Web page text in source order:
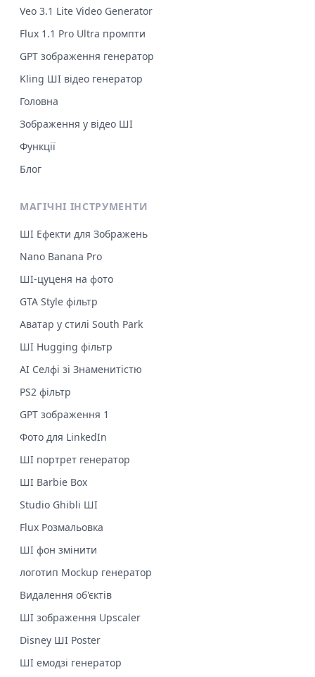
Veo 3.1 Lite Video Generator
Flux 1.1 Pro Ultra промпти
GPT зображення генератор
Kling ШІ відео генератор
Головна
Зображення у відео ШІ
Функції
Блог
МАГІЧНІ ІНСТРУМЕНТИ
ШІ Ефекти для Зображень
Nano Banana Pro
ШІ-цуценя на фото
GTA Style фільтр
Аватар у стилі South Park
ШІ Hugging фільтр
AI Селфі зі Знаменитістю
PS2 фільтр
GPT зображення 1
Фото для LinkedIn
ШІ портрет генератор
ШІ Barbie Box
Studio Ghibli ШІ
Flux Розмальовка
ШІ фон змінити
логотип Mockup генератор
Видалення об'єктів
ШІ зображення Upscaler
Disney ШІ Poster
ШІ емодзі генератор